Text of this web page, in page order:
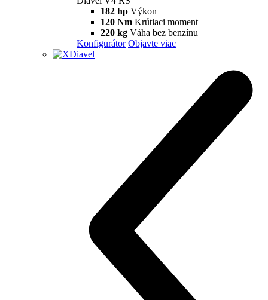
168 hp
126 Nm
Krútiaci moment
223 kg
Váha bez benzínu
Konfigurátor
Objavte viac
new
Diavel V4 RS
182 hp
120 Nm
Krútiaci moment
220 kg
Váha bez benzínu
Objavte viac